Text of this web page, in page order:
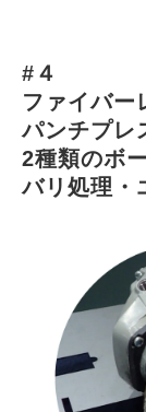
#４
ファイバー
パンチプレ
2種類のボ
バリ処理・